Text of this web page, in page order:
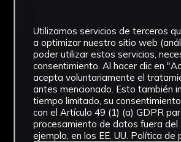
Materiales
Cerámica
Ubicación
Laboratorio de
Patrimonio
Utilizamos servicios de terceros
a optimizar nuestro sitio web
poder utilizar estos servicios,
consentimiento. Al hacer clic en
acepta voluntariamente el
antes mencionado. Esto también
tiempo limitado, su
con el Artículo 49 (1) (a) GDPR
procesamiento de datos fuera del
ejemplo, en los EE. UU. Política de